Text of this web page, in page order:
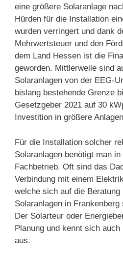
eine größere Solaranlage
Hürden für die Installation
wurden verringert und dank
Mehrwertsteuer und den
dem Land Hessen ist die
geworden. Mittlerweile sind
Solaranlagen von der EEG-
bislang bestehende Grenze
Gesetzgeber 2021 auf 30
Investition in größere
Für die Installation solcher
Solaranlagen benötigt man
Fachbetrieb. Oft sind das
Verbindung mit einem
welche sich auf die
Solaranlagen in
Der Solarteur oder
Planung und kennt sich
aus.